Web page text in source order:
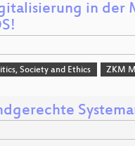
in der
Society and Ethics ZKM